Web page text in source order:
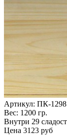
Артикул: ПК-1298
Вес: 1200 гр.
Внутри 29
Цена 3123 руб